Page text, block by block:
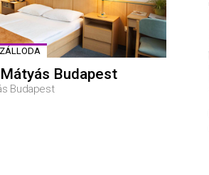
Budapest
Budapest